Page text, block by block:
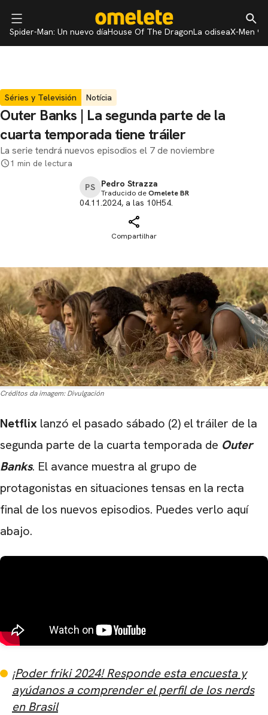
Spider-Man: Un nuevo díaHouse Of The DragonLa odiseaX-Men 97
Séries y Televisión Notícia
Outer Banks | La segunda parte de la
cuarta temporada tiene tráiler
La serie tendrá nuevos episodios el 7 de noviembre
1 min de lectura
PS Pedro Strazza
Traducido deOmelete BR
04.11.2024, a las 10H54.
Compartilhar
Créditos da imagem: Divulgación
Netflix lanzó el pasado sábado (2) el tráiler de la
segunda parte de la cuarta temporada de Outer
Banks. El avance muestra al grupo de
protagonistas en situaciones tensas en la recta
final de los nuevos episodios. Puedes verlo aquí
abajo.
¡Poder friki 2024! Responde esta encuesta y
ayúdanos a comprender el perfil de los nerds
en Brasil